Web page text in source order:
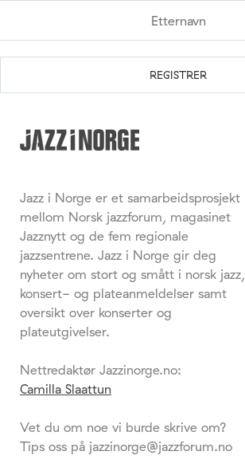
Jazz i Norge er et samarbeidsprosjekt
mellom Norsk jazzforum, magasinet
Jazznytt og de fem regionale
jazzsentrene. Jazz i Norge gir deg
nyheter om stort og smått i norsk jazz,
konsert- og plateanmeldelser samt
oversikt over konserter og
plateutgivelser.
Nettredaktør Jazzinorge.no:
Camilla Slaattun
Vet du om noe vi burde skrive om?
Tips oss på jazzinorge@jazzforum.no